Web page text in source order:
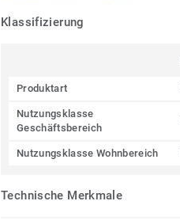
Klassifizierung
Produktart
Nutzungsklasse
Geschäftsbereich
Nutzungsklasse Wohnbereich
Technische Merkmale